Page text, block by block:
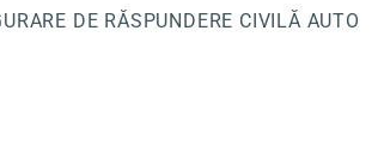
DE RĂSPUNDERE CIVILĂ AUTO